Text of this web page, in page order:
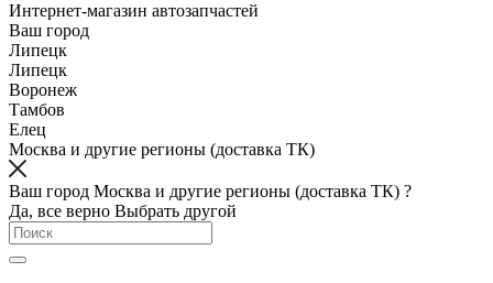
Интернет-магазин автозапчастей
Ваш город
Липецк
Липецк
Воронеж
Тамбов
Елец
Москва и другие регионы (доставка ТК)
Ваш город Москва и другие регионы (доставка ТК) ?
Да, все верно Выбрать другой